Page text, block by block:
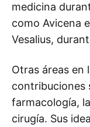
medicina
como Avicena
Vesalius,
Otras áreas en
contribuciones
farmacología,
cirugía. Sus